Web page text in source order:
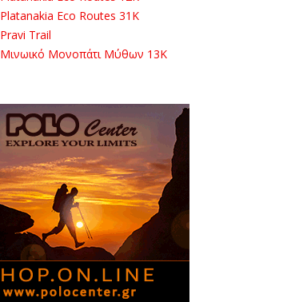
Platanakia Eco Routes 31K
Pravi Trail
Μινωικό Μονοπάτι Μύθων 13Κ